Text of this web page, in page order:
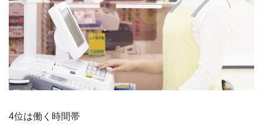
4位は働く時間帯